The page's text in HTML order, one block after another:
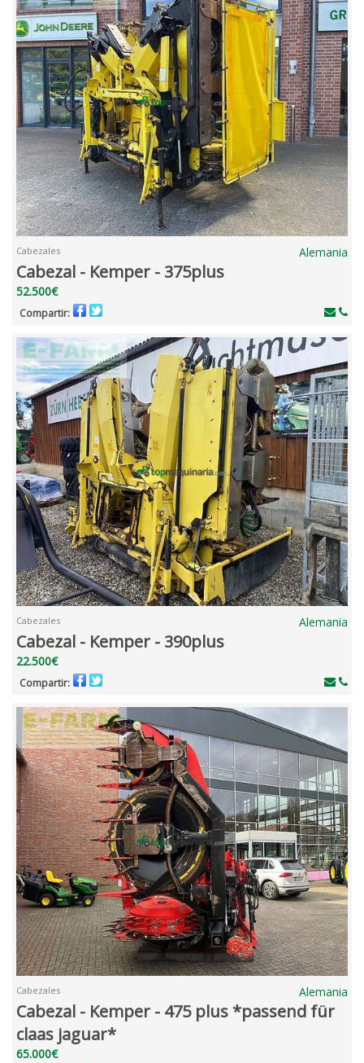
Cabezales Alemania
Cabezal - Kemper - 375plus
52.500€
Compartir:
Cabezales Alemania
Cabezal - Kemper - 390plus
22.500€
Compartir:
Cabezales Alemania
Cabezal - Kemper - 475 plus *passend für
claas jaguar*
65.000€